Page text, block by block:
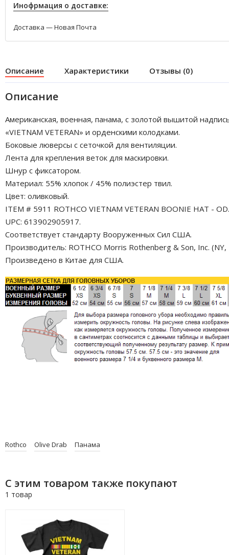
Инофрмация о доставке:
Доставка — Новая Почта
Описание Характеристики Отзывы (0)
Описание
Американская, военная, панама, с золотой вышитой
«VIETNAM VETERAN» и орденскими колодками.
Боковые люверсы с сеточкой для вентиляции.
Лента для крепления веток для маскировки.
Шнур с фиксатором.
Материал: 55% хлопок / 45% полиэстер твил.
Цвет: оливковый.
ITEM # 5911 ROTHCO VIETNAM VETERAN BOONIE HAT - OD.
UPC: 613902905917.
Соответствует стандарту Вооруженных Сил США.
Производитель: ROTHCO Morris Rothenberg & Son, Inc. (NY,
Произведено в Китае для США.
Rothco Olive Drab Панама
С этим товаром также покупают
1 товар